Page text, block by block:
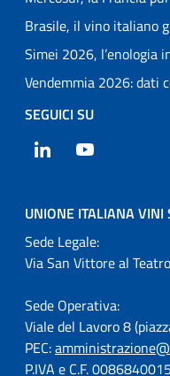
Brasile, il vino italiano
Simei 2026, l’enologia
Vendemmia 2026: dati
SEGUICI SU
LinkedIn
UNIONE ITALIANA VINI
Sede Legale:
Via San Vittore al
Sede Operativa:
Viale del Lavoro 8
PEC:
P.IVA e C.F.